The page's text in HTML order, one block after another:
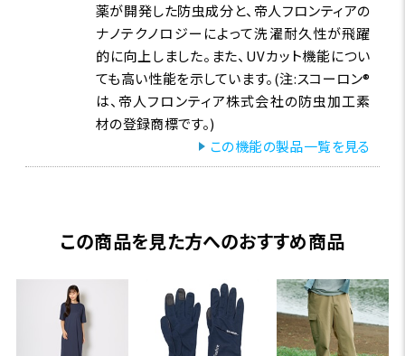
薬が開発した防虫成分と、帝人フロンティアの
ナノテクノロジーによって洗濯耐久性が飛躍
的に向上しました。また、UVカット機能につい
ても高い性能を示しています。(注:スコーロン®
は、帝人フロンティア株式会社の防虫加工素
材の登録商標です。)
この機能の製品一覧を見る
この商品を見た方へのおすすめ商品